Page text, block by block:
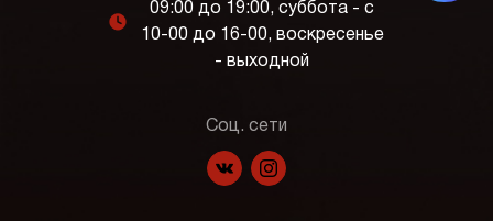
l
09:00 до 19:00, суббота - с
10-00 до 16-00, воскресенье
- выходной
Соц. сети
f p